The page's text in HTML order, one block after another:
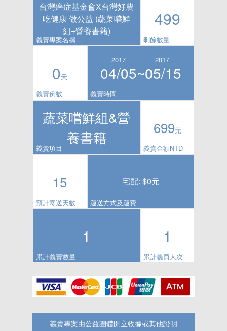
台灣癌症基金會X台灣好農
吃健康 做公益 (蔬菜嚐鮮
組+營養書籍)
義賣專案名稱
499
剩餘數量
0天
義賣倒數
2017
04/05~
2017
05/15
義賣時間
蔬菜嚐鮮組&營
養書籍
義賣項目
699元
義賣金額NTD
15
預計寄送天數
宅配: $0元
運送方式及運費
1
累計義賣數量
1
累計義買人次
義賣專案由公益團體開立收據或其他證明